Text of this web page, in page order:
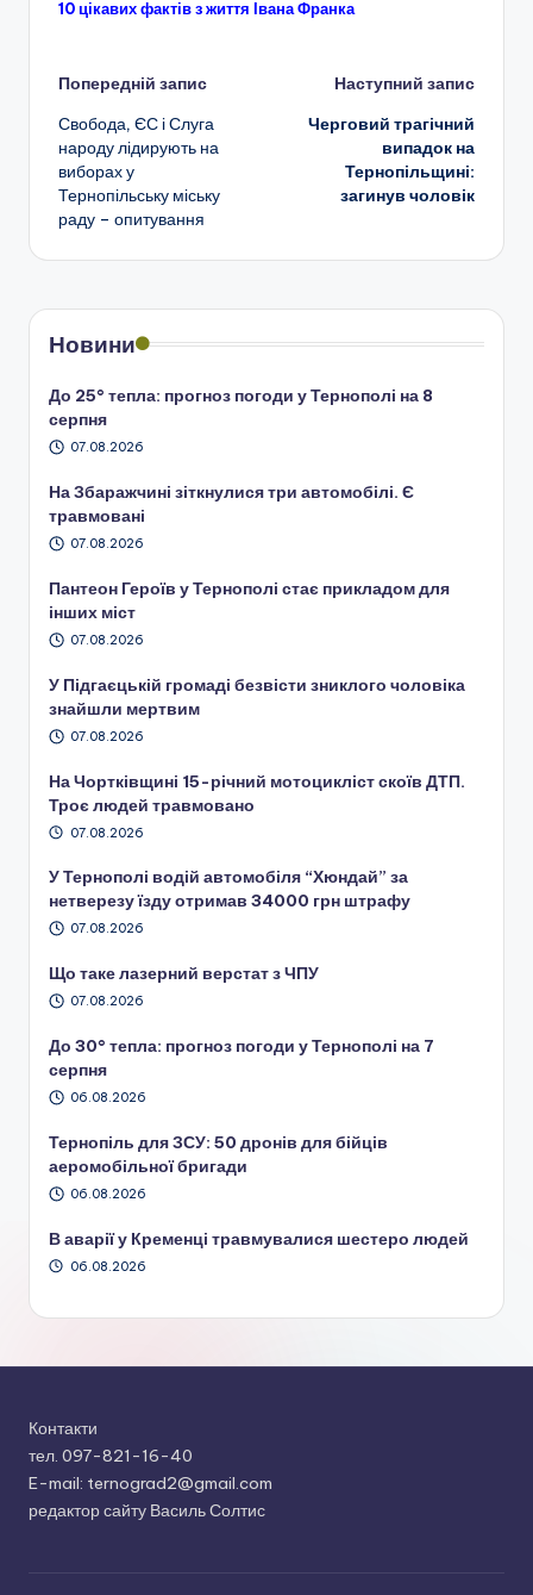
10 цікавих фактів з життя Івана Франка
Навігація
по
запису
Попередній запис
Свобода, ЄС і Слуга
народу лідирують на
виборах у
Тернопільську міську
раду – опитування
Наступний запис
Черговий трагічний
випадок на
Тернопільщині:
загинув чоловік
Новини
До 25° тепла: прогноз погоди у Тернополі на 8
серпня
07.08.2026
На Збаражчині зіткнулися три автомобілі. Є
травмовані
07.08.2026
Пантеон Героїв у Тернополі стає прикладом для
інших міст
07.08.2026
У Підгаєцькій громаді безвісти зниклого чоловіка
знайшли мертвим
07.08.2026
На Чортківщині 15-річний мотоцикліст скоїв ДТП.
Троє людей травмовано
07.08.2026
У Тернополі водій автомобіля “Хюндай” за
нетверезу їзду отримав 34000 грн штрафу
07.08.2026
Що таке лазерний верстат з ЧПУ
07.08.2026
До 30° тепла: прогноз погоди у Тернополі на 7
серпня
06.08.2026
Тернопіль для ЗСУ: 50 дронів для бійців
аеромобільної бригади
06.08.2026
В аварії у Кременці травмувалися шестеро людей
06.08.2026
Контакти
тел. 097-821-16-40
E-mail: ternograd2@gmail.com
редактор сайту Василь Солтис